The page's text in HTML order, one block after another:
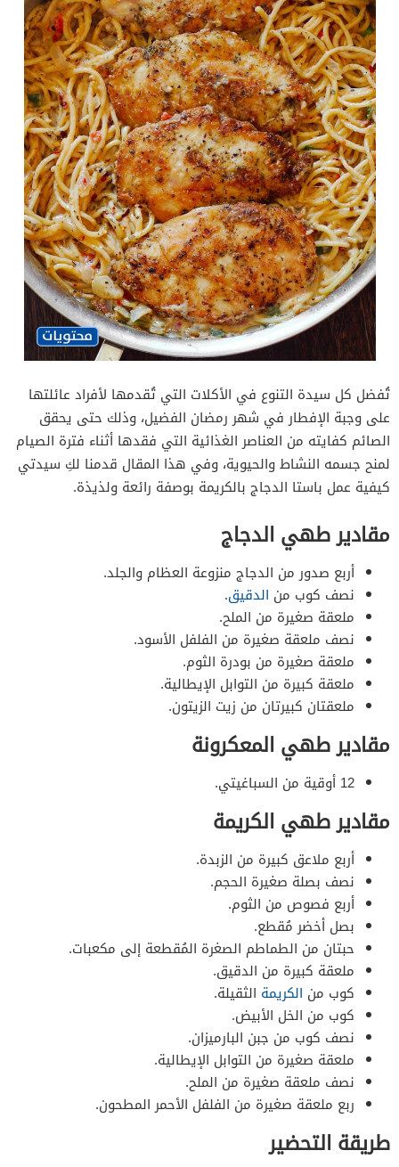
تُفضل كل سيدة التنوع في الأكلات التي تُقدمها لأفراد عائلتها
على وجبة الإفطار في شهر رمضان الفضيل، وذلك حتى يحقق
الصائم كفايته من العناصر الغذائية التي فقدها أثناء فترة الصيام
لمنح جسمه النشاط والحيوية، وفي هذا المقال قدمنا لكِ سيدتي
كيفية عمل باستا الدجاج بالكريمة بوصفة رائعة ولذيذة.
مقادير طهي الدجاج
أربع صدور من الدجاج منزوعة العظام والجلد.
نصف كوب من الدقيق.
ملعقة صغيرة من الملح.
نصف ملعقة صغيرة من الفلفل الأسود.
ملعقة صغيرة من بودرة الثوم.
ملعقة كبيرة من التوابل الإيطالية.
ملعقتان كبيرتان من زيت الزيتون.
مقادير طهي المعكرونة
12 أوقية من السباغيتي.
مقادير طهي الكريمة
أربع ملاعق كبيرة من الزبدة.
نصف بصلة صغيرة الحجم.
أربع فصوص من الثوم.
بصل أخضر مُقطع.
حبتان من الطماطم الصغرة المُقطعة إلى مكعبات.
ملعقة كبيرة من الدقيق.
كوب من الكريمة الثقيلة.
كوب من الخل الأبيض.
نصف كوب من جبن البارميزان.
ملعقة صغيرة من التوابل الإيطالية.
نصف ملعقة صغيرة من الملح.
ربع ملعقة صغيرة من الفلفل الأحمر المطحون.
طريقة التحضير